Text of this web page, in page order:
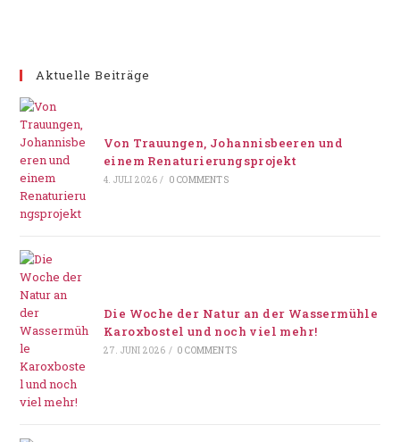
Aktuelle Beiträge
Von Trauungen, Johannisbeeren und
einem Renaturierungsprojekt
4. JULI 2026 / 0 COMMENTS
Die Woche der Natur an der Wassermühle
Karoxbostel und noch viel mehr!
27. JUNI 2026 / 0 COMMENTS